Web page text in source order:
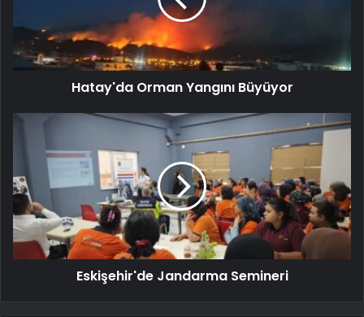
Hatay'da Orman Yangını Büyüyor
Eskişehir'de Jandarma Semineri